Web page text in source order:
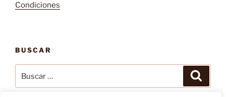
Condiciones
BUSCAR
por: